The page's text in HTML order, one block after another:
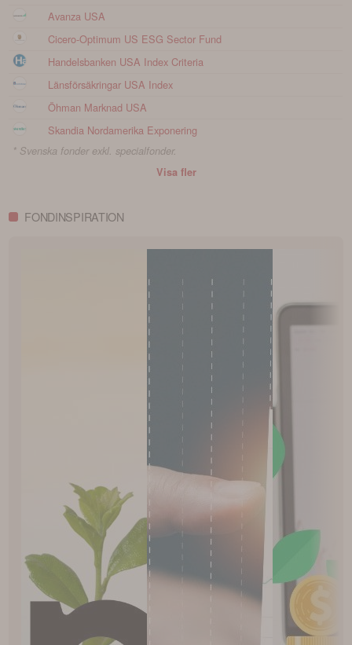
Avanza USA
Cicero-Optimum US ESG Sector Fund
Handelsbanken USA Index Criteria
Länsförsäkringar USA Index
Öhman Marknad USA
Skandia Nordamerika Exponering
* Svenska fonder exkl. specialfonder.
Visa fler
FONDINSPIRATION